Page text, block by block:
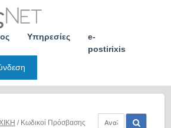
Υπηρεσίες
e-
postirixis
/ Κωδικοί Πρόσβασης